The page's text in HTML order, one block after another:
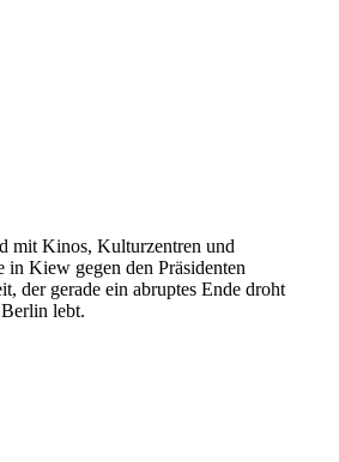
mit Kinos, Kulturzentren und
Kiew gegen den Präsidenten
der gerade ein abruptes Ende droht
lebt.